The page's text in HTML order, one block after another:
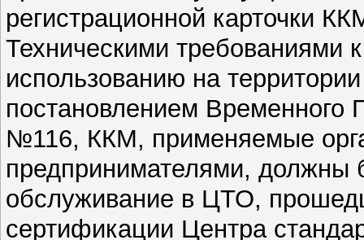
регистрационной карточки
Техническими
использованию на
постановлением Временного
№116, ККМ, применяемые
предпринимателями, должны
обслуживание в ЦТО,
сертификации Центра